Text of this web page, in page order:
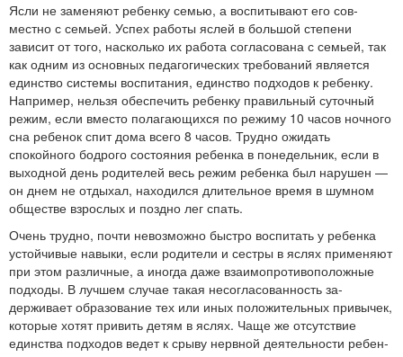
Ясли не заменяют ребенку семью, а воспитывают его сов­
местно с семьей. Успех работы яслей в большой степени
зависит от того, насколько их работа согласована с семьей, так
как одним из основных педагогических требований является
един­ство системы воспитания, единство подходов к ребенку.
Напри­мер, нельзя обеспечить ребенку правильный суточный
режим, если вместо полагающихся по режиму 10 часов ночного
сна ре­бенок спит дома всего 8 часов. Трудно ожидать
спокойного бод­рого состояния ребенка в понедельник, если в
выходной день родителей весь режим ребенка был нарушен —
он днем не от­дыхал, находился длительное время в шумном
обществе взрос­лых и поздно лег спать.
Очень трудно, почти невозможно быстро воспитать у ребен­ка
устойчивые навыки, если родители и сестры в яслях приме­няют
при этом различные, а иногда даже взаимопротивоположные
подходы. В лучшем случае такая несогласованность за­
держивает образование тех или иных положительных привычек,
которые хотят привить детям в яслях. Чаще же отсутствие
единства подходов ведет к срыву нервной деятельности ребен­